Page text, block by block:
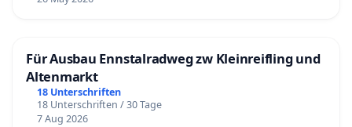
Für Ausbau Ennstalradweg zw Kleinreifling und
Altenmarkt
18 Unterschriften
18 Unterschriften / 30 Tage
7 Aug 2026